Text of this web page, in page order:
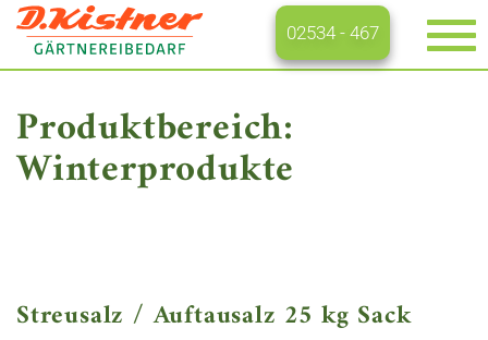
02534 - 467
Produktbereich:
Winterprodukte
Streusalz / Auftausalz 25 kg Sack